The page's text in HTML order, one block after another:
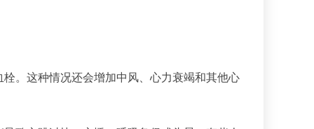
。这种情况还会增加中风、心力衰竭和其他心